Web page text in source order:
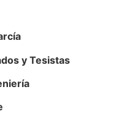
y Tesistas